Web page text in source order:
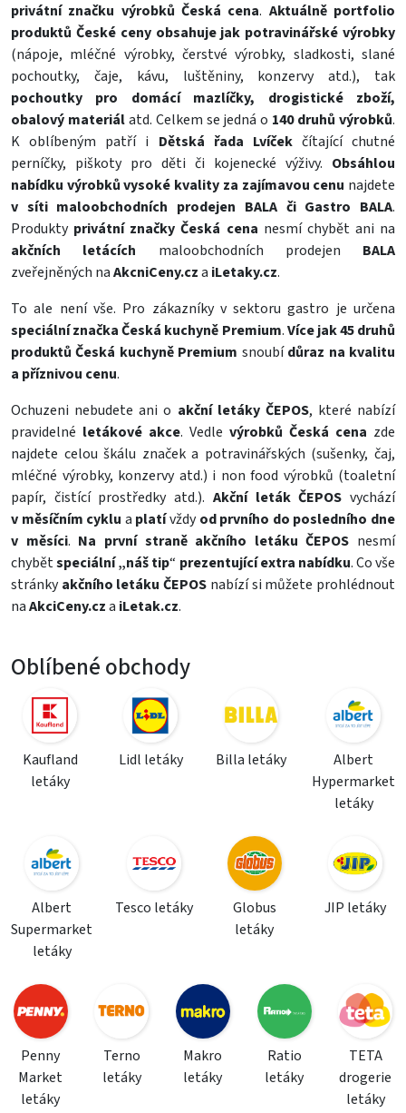
privátní značku výrobků Česká cena. Aktuálně portfolio
produktů České ceny obsahuje jak potravinářské výrobky
(nápoje, mléčné výrobky, čerstvé výrobky, sladkosti, slané
pochoutky, čaje, kávu, luštěniny, konzervy atd.), tak
pochoutky pro domácí mazlíčky, drogistické zboží,
obalový materiálatd. Celkem se jedná o 140 druhů výrobků.
K oblíbeným patří i Dětská řada Lvíčekčítající chutné
perníčky, piškoty pro děti či kojenecké výživy. Obsáhlou
nabídku výrobků vysoké kvality za zajímavou cenu najdete
v síti maloobchodních prodejen BALA či Gastro BALA.
Produkty privátní značky Česká cena nesmí chybět ani na
akčních letácích maloobchodních prodejen BALA
zveřejněných naAkcniCeny.cza iLetaky.cz.
To ale není vše. Pro zákazníky v sektoru gastro je určena
speciální značka Česká kuchyně Premium.Více jak 45 druhů
produktů Česká kuchyně Premium snoubídůraz na kvalitu
a příznivou cenu.
Ochuzeni nebudete ani o akční letáky ČEPOS, které nabízí
pravidelné letákové akce. Vedle výrobků Česká cena zde
najdete celou škálu značek a potravinářských (sušenky,čaj,
mléčné výrobky, konzervyatd.) i non food výrobků (toaletní
papír, čistící prostředkyatd.). Akční leták ČEPOS vychází
v měsíčním cyklu a platívždyod prvního do posledního dne
v měsíci. Na první straně akčního letáku ČEPOS nesmí
chybětspeciální „náš tip“ prezentující extra nabídku. Co vše
stránkyakčního letáku ČEPOS nabízí si můžete prohlédnout
naAkciCeny.cza iLetak.cz.
Oblíbené obchody
Kaufland
letáky
Lidl letáky Billa letáky
Albert
Hypermarket
letáky
Albert
Supermarket
letáky
Tesco letáky
Globus
letáky
JIP letáky
Penny
Market
letáky
Terno
letáky
Makro
letáky
Ratio
letáky
TETA
drogerie
letáky